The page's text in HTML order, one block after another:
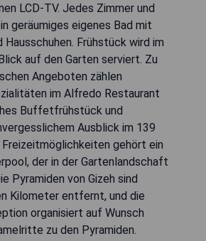
LCD-TV. Jedes Zimmer und
geräumiges eigenes Bad mit
Hausschuhen. Frühstück wird im
auf den Garten serviert. Zu
Angeboten zählen
im Alfredo Restaurant
Buffetfrühstück und
Ausblick im 139
Freizeitmöglichkeiten gehört ein
der in der Gartenlandschaft
Pyramiden von Gizeh sind
Kilometer entfernt, und die
organisiert auf Wunsch
zu den Pyramiden.